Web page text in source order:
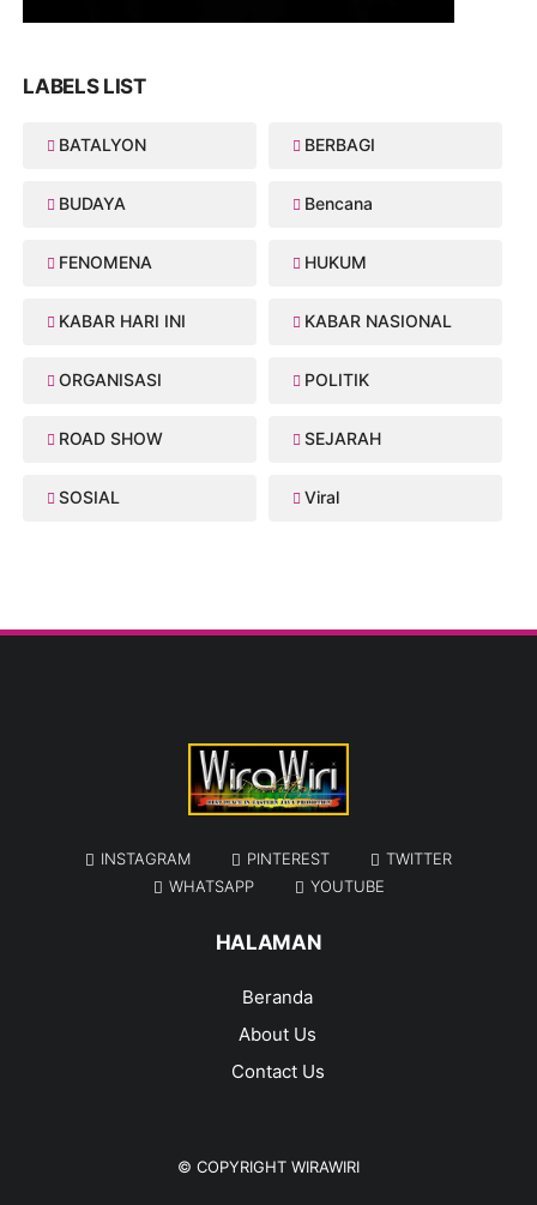
LABELS LIST
BATALYON BERBAGI
BUDAYA Bencana
FENOMENA HUKUM
KABAR HARI INI KABAR NASIONAL
ORGANISASI POLITIK
ROAD SHOW SEJARAH
SOSIAL Viral
INSTAGRAM PINTEREST
TWITTER
WHATSAPP
YOUTUBE
HALAMAN
Beranda
About Us
Contact Us
© COPYRIGHT WIRAWIRI